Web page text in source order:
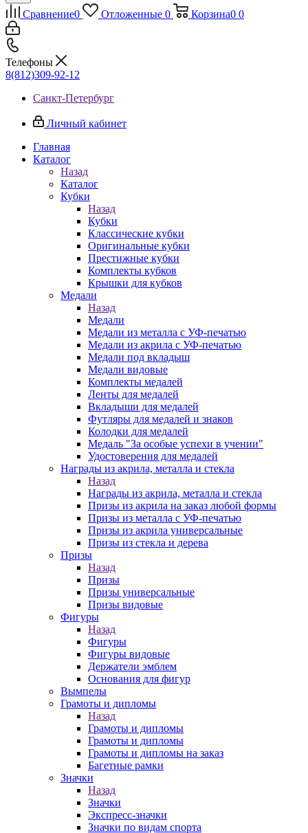
Сравнение0 Отложенные 0 Корзина0 0
Телефоны
8(812)309-92-12
Санкт-Петербург
Личный кабинет
Главная
Каталог
Назад
Каталог
Кубки
Назад
Кубки
Классические кубки
Оригинальные кубки
Престижные кубки
Комплекты кубков
Крышки для кубков
Медали
Назад
Медали
Медали из металла с УФ-печатью
Медали из акрила с УФ-печатью
Медали под вкладыш
Медали видовые
Комплекты медалей
Ленты для медалей
Вкладыши для медалей
Футляры для медалей и знаков
Колодки для медалей
Медаль "За особые успехи в учении"
Удостоверения для медалей
Награды из акрила, металла и стекла
Назад
Награды из акрила, металла и стекла
Призы из акрила на заказ любой формы
Призы из металла с УФ-печатью
Призы из акрила универсальные
Призы из стекла и дерева
Призы
Назад
Призы
Призы универсальные
Призы видовые
Фигуры
Назад
Фигуры
Фигуры видовые
Держатели эмблем
Основания для фигур
Вымпелы
Грамоты и дипломы
Назад
Грамоты и дипломы
Грамоты и дипломы
Грамоты и дипломы на заказ
Багетные рамки
Значки
Назад
Значки
Экспресс-значки
Значки по видам спорта